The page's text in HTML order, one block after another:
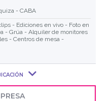
- CABA
- Ediciones en vivo - Foto en
- Grúa - Alquiler de monitores
- Centros de mesa -